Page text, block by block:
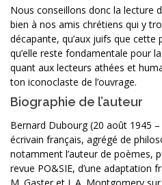
Nous conseillons donc la lecture
bien à nos amis chrétiens qui y
décapante, qu’aux juifs que cette
qu’elle reste fondamentale pour
quant aux lecteurs athées et
ton iconoclaste de l’ouvrage.
Biographie de l’auteur
Bernard Dubourg (20 août 1945
écrivain français, agrégé de
notamment l’auteur de poèmes,
revue PO&SIE, d’une adaptation